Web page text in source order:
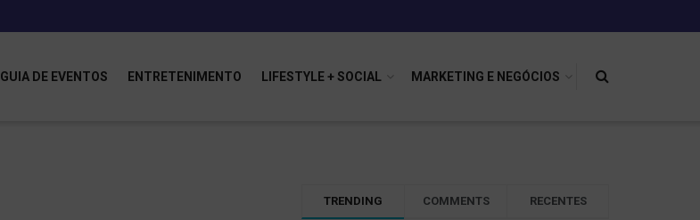
GUIA DE EVENTOS ENTRETENIMENTO LIFESTYLE + SOCIAL MARKETING E NEGÓCIOS
TRENDING COMMENTS RECENTES